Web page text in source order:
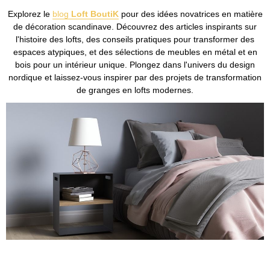
Explorez le blog Loft BoutiKpour des idées novatrices en matière
de décoration scandinave. Découvrez des articles inspirants sur
l'histoire des lofts, des conseils pratiques pour transformer des
espaces atypiques, et des sélections de meubles en métal et en
bois pour un intérieur unique. Plongez dans l'univers du design
nordique et laissez-vous inspirer par des projets de transformation
de granges en lofts modernes.